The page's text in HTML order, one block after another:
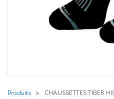
Produits CHAUSSETTES TIBER